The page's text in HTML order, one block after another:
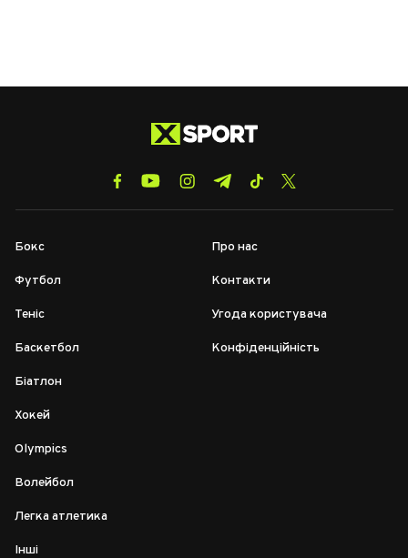
Бокс
Футбол
Теніс
Баскетбол
Біатлон
Хокей
Olympics
Волейбол
Легка атлетика
Інші
Про нас
Контакти
Угода користувача
Конфіденційність